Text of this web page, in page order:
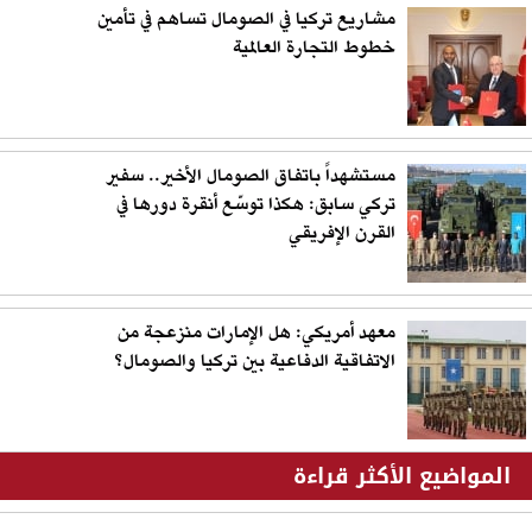
مشاريع تركيا في الصومال تساهم في تأمين
خطوط التجارة العالمية
مستشهداً باتفاق الصومال الأخير.. سفير
تركي سابق: هكذا توسّع أنقرة دورها في
القرن الإفريقي
معهد أمريكي: هل الإمارات منزعجة من
الاتفاقية الدفاعية بين تركيا والصومال؟
المواضيع الأكثر قراءة